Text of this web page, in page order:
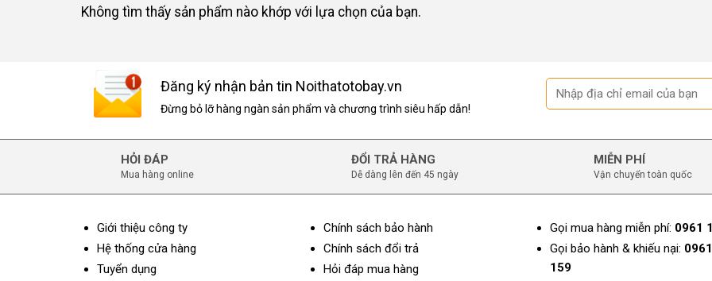
Không tìm thấy sản phẩm nào khớp với lựa chọn của bạn.
Đăng ký nhận bản tin Noithatotobay.vn
Đừng bỏ lỡ hàng ngàn sản phẩm và chương trình siêu hấp dẫn!
HỎI ĐÁP
Mua hàng online
ĐỔI TRẢ HÀNG
Dễ dàng lên đến 45 ngày
MIỄN PHÍ
Vận chuyển toàn quốc
Giới thiệu công ty
Hệ thống cửa hàng
Tuyển dụng
Chính sách bảo hành
Chính sách đổi trả
Hỏi đáp mua hàng
Gọi mua hàng miễn phí: 0961
Gọi bảo hành & khiếu nại:
159